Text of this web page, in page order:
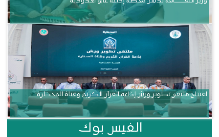
افتتاح ملتقى تطوير ورش إذاعة القرآن الكريم وقناة المحظرة
الفيس بوك